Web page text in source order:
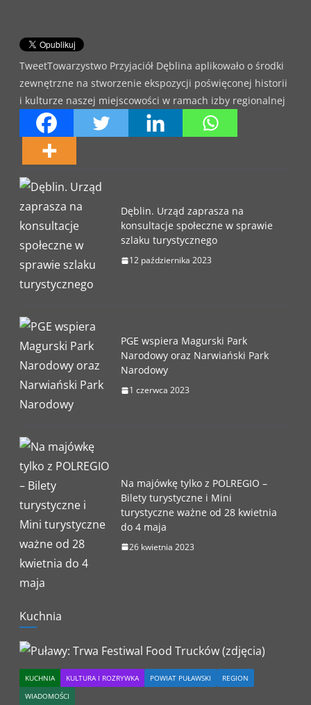
TweetTowarzystwo Przyjaciół Dęblina aplikowało o środki
zewnętrzne na stworzenie ekspozycji poświęconej historii
i kulturze naszej miejscowości w ramach izby regionalnej
Dęblin. Urząd zaprasza na
konsultacje społeczne w sprawie
szlaku turystycznego
12 października 2023
PGE wspiera Magurski Park
Narodowy oraz Narwiański Park
Narodowy
1 czerwca 2023
Na majówkę tylko z POLREGIO –
Bilety turystyczne i Mini
turystyczne ważne od 28 kwietnia
do 4 maja
26 kwietnia 2023
Kuchnia
KUCHNIA KULTURA I ROZRYWKA POWIAT PUŁAWSKI
REGION
WIADOMOŚCI